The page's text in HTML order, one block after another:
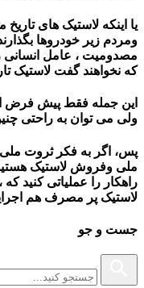
یا اینکه لاستیک های
ومردم زیر خودروها
مصدومیت ، عامل انسانی
که نخواهند گفت لاستیک
این جمله فقط پیش فرض
ولی می توان به راحتی
پس، اگر به فکر ثروت
ملی وفروش لاستیک
راهکار را عملیاتی کنید
لاستیک پر مصرف هم
جست و جو